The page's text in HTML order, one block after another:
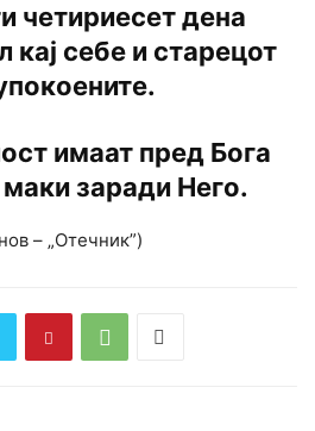
четириесет дена
кај себе и старецот
имаат пред Бога
заради Него.
– „Отечник”)